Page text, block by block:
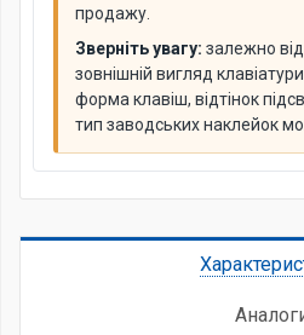
продажу.
Зверніть увагу: залежно від
зовнішній вигляд
форма клавіш, відтінок
тип заводських наклейок